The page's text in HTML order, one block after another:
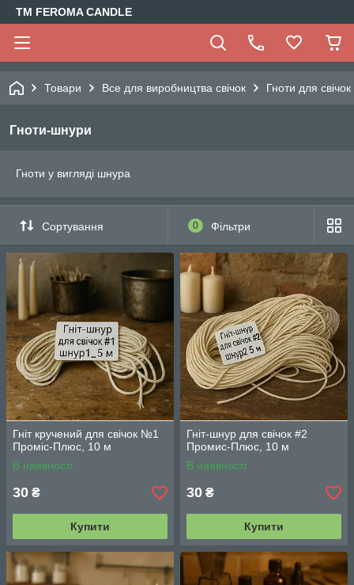
TM FEROMA CANDLE
Товари Все для виробництва свічок Гноти для свічок
Гноти-шнури
Гноти у вигляді шнура
Сортування 0 Фільтри
Гніт кручений для свічок №1
Проміс-Плюс, 10 м
В наявності
30 ₴
Купити
Гніт-шнур для свічок #2
Промис-Плюс, 10 м
В наявності
30 ₴
Купити